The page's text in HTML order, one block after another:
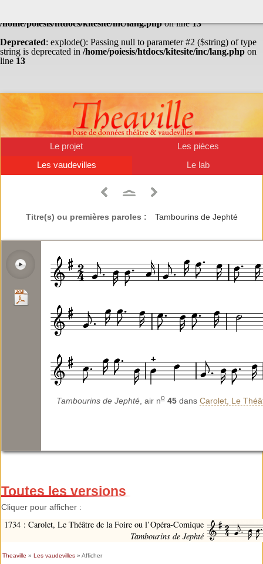
/home/poiesis/htdocs/kitesite/inc/lang.phpon line13
Deprecated: explode(): Passing null to parameter #2 ($string) of type
string is deprecated in /home/poiesis/htdocs/kitesite/inc/lang.php on
line 13
Le projet
Les pièces
Les vaudevilles
Le lab
Titre(s) ou premières paroles : Tambourins de Jephté
Tambourins de Jephté, air no 45dans Carolet, Le
Toutes les versions
Cliquer pour afficher :
1734 : Carolet, Le Théâtre de la Foire ou l’Opéra-Comique
Tambourins de Jephté
Theaville » Les vaudevilles» Afficher